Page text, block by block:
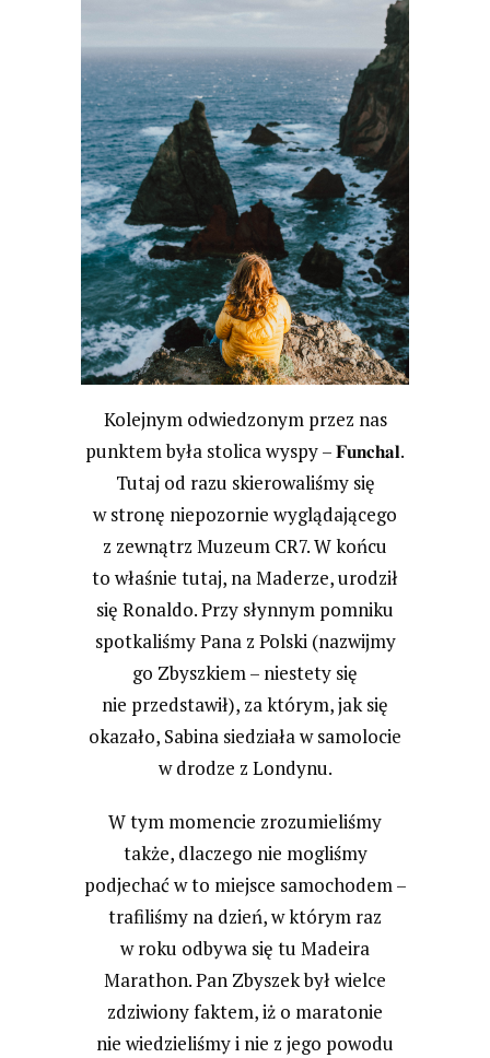
Kolejnym odwiedzonym przez nas
punktem była stolica wyspy – 𝐅𝐮𝐧𝐜𝐡𝐚𝐥.
Tutaj od razu skierowaliśmy się
w stronę niepozornie wyglądającego
z zewnątrz Muzeum CR7. W końcu
to właśnie tutaj, na Maderze, urodził
się Ronaldo. Przy słynnym pomniku
spotkaliśmy Pana z Polski (nazwijmy
go Zbyszkiem – niestety się
nie przedstawił), za którym, jak się
okazało, Sabina siedziała w samolocie
w drodze z Londynu.
W tym momencie zrozumieliśmy
także, dlaczego nie mogliśmy
podjechać w to miejsce samochodem –
trafiliśmy na dzień, w którym raz
w roku odbywa się tu Madeira
Marathon. Pan Zbyszek był wielce
zdziwiony faktem, iż o maratonie
nie wiedzieliśmy i nie z jego powodu